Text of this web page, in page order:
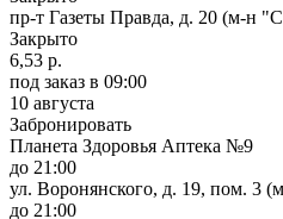
пр-т Газеты Правда, д. 20 (м-н
Закрыто
6,53 р.
под заказ в 09:00
10 августа
Забронировать
Планета Здоровья Аптека №9
до 21:00
ул. Воронянского, д. 19, пом. 3
до 21:00